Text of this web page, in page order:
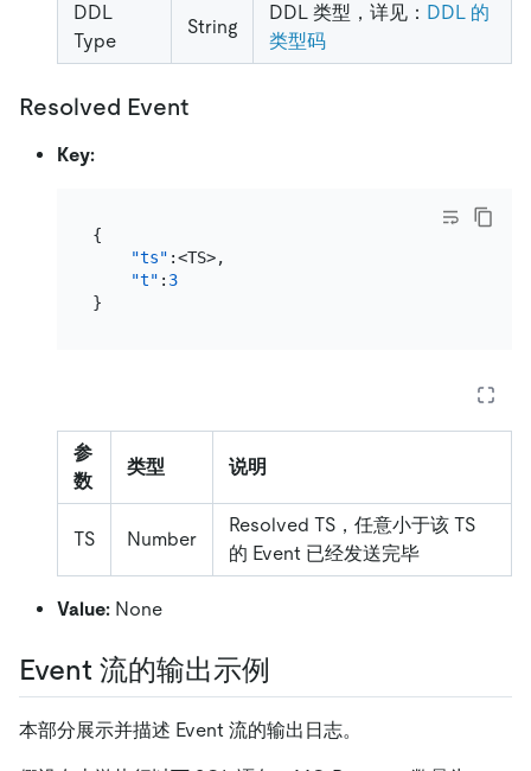
DDL
Type
String
DDL 类型，详见： DDL 的
类型码
Resolved Event
Key:
{
"ts" :<TS>,
"t" : 3
}
参
数
类型 说明
TS Number
Resolved TS，任意小于该 TS
的 Event 已经发送完毕
Value: None
Event 流的输出示例
本部分展示并描述 Event 流的输出日志。